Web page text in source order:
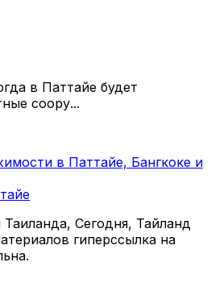
в Паттайе будет
соору...
в Паттайе, Бангкоке и
Сегодня, Тайланд
гиперссылка на